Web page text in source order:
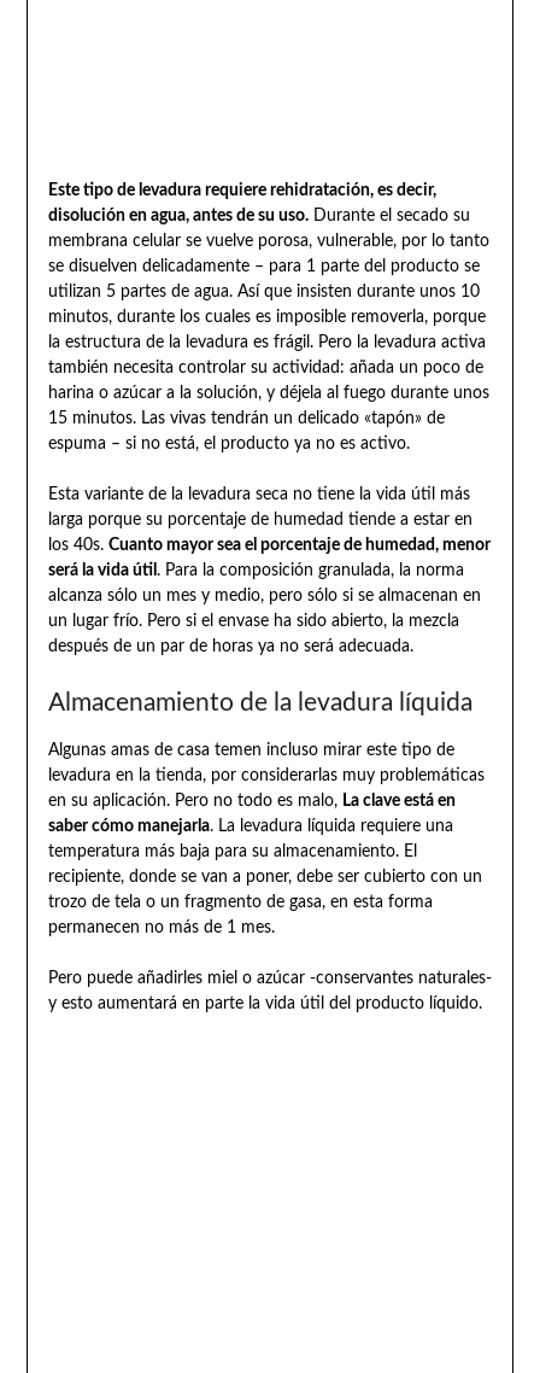
Este tipo de levadura requiere rehidratación, es decir,
disolución en agua, antes de su uso.Durante el secado su
membrana celular se vuelve porosa, vulnerable, por lo tanto
se disuelven delicadamente – para 1 parte del producto se
utilizan 5 partes de agua. Así que insisten durante unos 10
minutos, durante los cuales es imposible removerla, porque
la estructura de la levadura es frágil. Pero la levadura activa
también necesita controlar su actividad: añada un poco de
harina o azúcar a la solución, y déjela al fuego durante unos
15 minutos. Las vivas tendrán un delicado «tapón» de
espuma – si no está, el producto ya no es activo.
Esta variante de la levadura seca no tiene la vida útil más
larga porque su porcentaje de humedad tiende a estar en
los 40s. Cuanto mayor sea el porcentaje de humedad, menor
será la vida útil . Para la composición granulada, la norma
alcanza sólo un mes y medio, pero sólo si se almacenan en
un lugar frío. Pero si el envase ha sido abierto, la mezcla
después de un par de horas ya no será adecuada.
Almacenamiento de la levadura líquida
Algunas amas de casa temen incluso mirar este tipo de
levadura en la tienda, por considerarlas muy problemáticas
en su aplicación. Pero no todo es malo, La clave está en
saber cómo manejarla. La levadura líquida requiere una
temperatura más baja para su almacenamiento. El
recipiente, donde se van a poner, debe ser cubierto con un
trozo de tela o un fragmento de gasa, en esta forma
permanecen no más de 1 mes.
Pero puede añadirles miel o azúcar -conservantes naturales-
y esto aumentará en parte la vida útil del producto líquido.